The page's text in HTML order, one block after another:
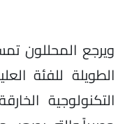
ويرجع المحللون
التكنولوجية